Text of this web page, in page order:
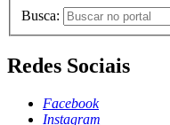
Busca:
Redes Sociais
Facebook
Instagram